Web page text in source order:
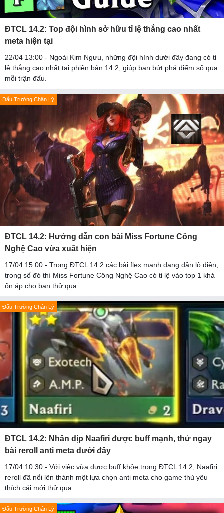
ĐTCL 14.2: Top đội hình sở hữu tỉ lệ thắng cao nhất
meta hiện tại
22/04 13:00 - Ngoài Kim Ngưu, những đội hình dưới đây đang có tỉ
lệ thắng cao nhất tại phiên bản 14.2, giúp bạn bứt phá điểm số qua
mỗi trận đấu.
Đấu Trường Chân Lý
ĐTCL 14.2: Hướng dẫn con bài Miss Fortune Công
Nghệ Cao vừa xuất hiện
17/04 15:00 - Trong ĐTCL 14.2 các bài flex mạnh đang dần lộ diện,
trong số đó thì Miss Fortune Công Nghệ Cao có tỉ lệ vào top 1 khá
ổn áp cho bạn thử qua.
Đấu Trường Chân Lý
ĐTCL 14.2: Nhân dịp Naafiri được buff mạnh, thử ngay
bài reroll anti meta dưới đây
17/04 10:30 - Với việc vừa được buff khỏe trong ĐTCL 14.2, Naafiri
reroll đã nổi lên thành một lựa chọn anti meta cho game thủ yêu
thích cái mới thử qua.
Đấu Trường Chân Lý